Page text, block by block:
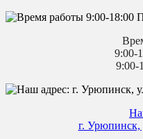
9:00-
9:00-
г. Урюпинск,